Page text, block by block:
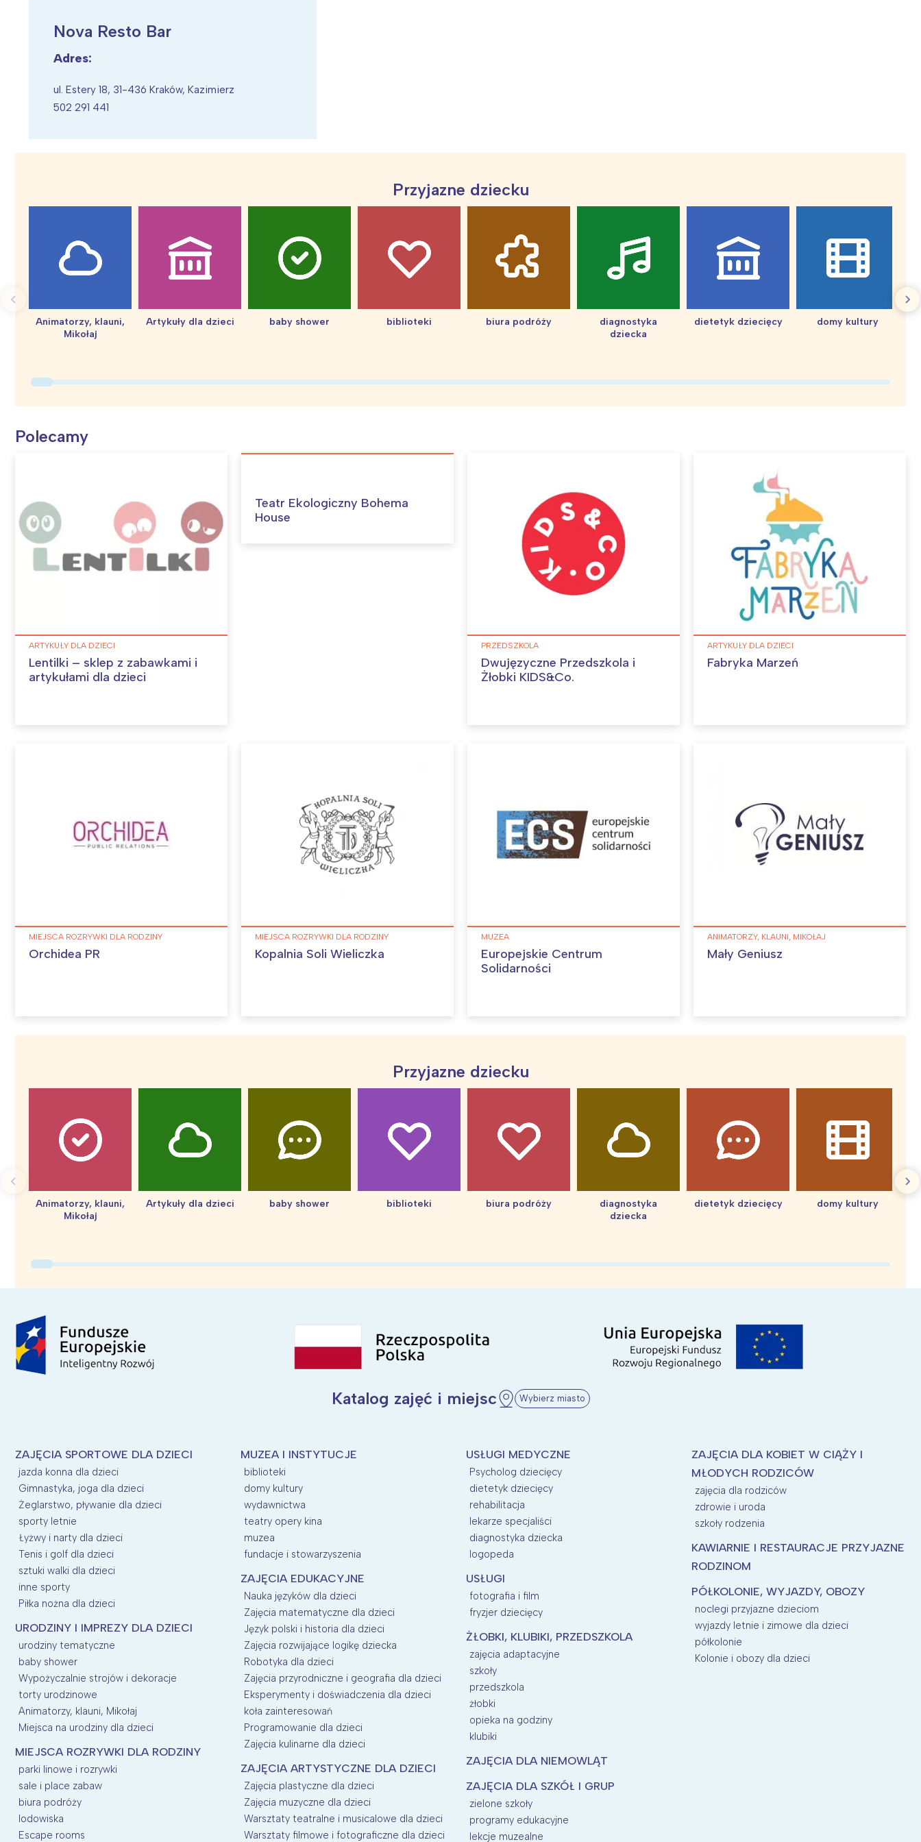
Nova Resto Bar
Adres:
ul. Estery 18, 31-436 Kraków, Kazimierz
502 291 441
Przyjazne dziecku
Animatorzy, klauni,
Mikołaj
Artykuły dla dzieci baby shower biblioteki biura podróży
diagnostyka
dziecka
dietetyk dziecięcy
domy kultury
Polecamy
ARTYKUŁY DLA DZIECI
Lentilki – sklep z zabawkami i
artykułami dla dzieci
Teatr Ekologiczny Bohema
House
PRZEDSZKOLA
Dwujęzyczne Przedszkola i
Żłobki KIDS&Co.
ARTYKUŁY DLA DZIECI
Fabryka Marzeń
MIEJSCA ROZRYWKI DLA RODZINY
Orchidea PR
MIEJSCA ROZRYWKI DLA RODZINY
Kopalnia Soli Wieliczka
MUZEA
Europejskie Centrum
Solidarności
ANIMATORZY, KLAUNI, MIKOŁAJ
Mały Geniusz
Przyjazne dziecku
Animatorzy, klauni,
Mikołaj
Artykuły dla dzieci baby shower biblioteki biura podróży
diagnostyka
dziecka
dietetyk dziecięcy
domy kultury
Katalog zajęć i miejsc Wybierz miasto
ZAJĘCIA SPORTOWE DLA DZIECI
jazda konna dla dzieci
Gimnastyka, joga dla dzieci
Żeglarstwo, pływanie dla dzieci
sporty letnie
Łyżwy i narty dla dzieci
Tenis i golf dla dzieci
sztuki walki dla dzieci
inne sporty
Piłka nożna dla dzieci
URODZINY I IMPREZY DLA DZIECI
urodziny tematyczne
baby shower
Wypożyczalnie strojów i dekoracje
torty urodzinowe
Animatorzy, klauni, Mikołaj
Miejsca na urodziny dla dzieci
MIEJSCA ROZRYWKI DLA RODZINY
parki linowe i rozrywki
sale i place zabaw
biura podróży
lodowiska
Escape rooms
MUZEA I INSTYTUCJE
biblioteki
domy kultury
wydawnictwa
teatry opery kina
muzea
fundacje i stowarzyszenia
ZAJĘCIA EDUKACYJNE
Nauka języków dla dzieci
Zajęcia matematyczne dla dzieci
Język polski i historia dla dzieci
Zajęcia rozwijające logikę dziecka
Robotyka dla dzieci
Zajęcia przyrodniczne i geografia dla dzieci
Eksperymenty i doświadczenia dla dzieci
koła zainteresowań
Programowanie dla dzieci
Zajęcia kulinarne dla dzieci
ZAJĘCIA ARTYSTYCZNE DLA DZIECI
Zajęcia plastyczne dla dzieci
Zajęcia muzyczne dla dzieci
Warsztaty teatralne i musicalowe dla dzieci
Warsztaty filmowe i fotograficzne dla dzieci
USŁUGI MEDYCZNE
Psycholog dziecięcy
dietetyk dziecięcy
rehabilitacja
lekarze specjaliści
diagnostyka dziecka
logopeda
USŁUGI
fotografia i film
fryzjer dziecięcy
ŻŁOBKI, KLUBIKI, PRZEDSZKOLA
zajęcia adaptacyjne
szkoły
przedszkola
żłobki
opieka na godziny
klubiki
ZAJĘCIA DLA NIEMOWLĄT
ZAJĘCIA DLA SZKÓŁ I GRUP
zielone szkoły
programy edukacyjne
lekcje muzealne
ZAJĘCIA DLA KOBIET W CIĄŻY I
MŁODYCH RODZICÓW
zajęcia dla rodziców
zdrowie i uroda
szkoły rodzenia
KAWIARNIE I RESTAURACJE PRZYJAZNE
RODZINOM
PÓŁKOLONIE, WYJAZDY, OBOZY
noclegi przyjazne dzieciom
wyjazdy letnie i zimowe dla dzieci
półkolonie
Kolonie i obozy dla dzieci
Warszawa
Łódź
Trójmiasto
Poznań
Śląsk
Kraków
Południe
Wybieram